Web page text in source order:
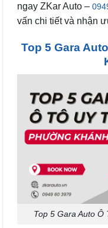
ngay ZKar Auto –
vấn chi tiết và nhận
Top 5 Gara
Top 5 Gara Auto